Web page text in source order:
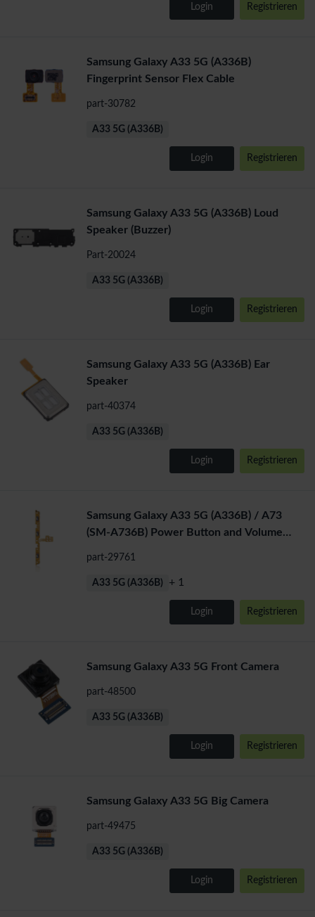
Login Registrieren
Samsung Galaxy A33 5G (A336B)
Fingerprint Sensor Flex Cable
part-30782
A33 5G (A336B)
Login Registrieren
Samsung Galaxy A33 5G (A336B) Loud
Speaker (Buzzer)
Part-20024
A33 5G (A336B)
Login Registrieren
Samsung Galaxy A33 5G (A336B) Ear
Speaker
part-40374
A33 5G (A336B)
Login Registrieren
Samsung Galaxy A33 5G (A336B) / A73
(SM-A736B) Power Button and Volume
part-29761
A33 5G (A336B) + 1
Login Registrieren
Samsung Galaxy A33 5G Front Camera
part-48500
A33 5G (A336B)
Login Registrieren
Samsung Galaxy A33 5G Big Camera
part-49475
A33 5G (A336B)
Login Registrieren